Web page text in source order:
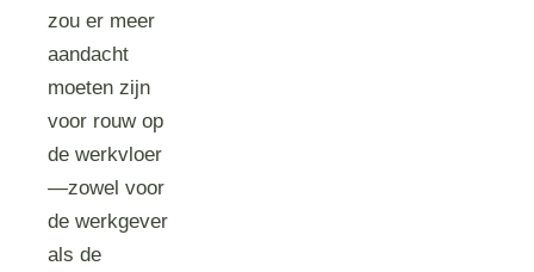
zou er meer
aandacht
moeten zijn
voor rouw op
de werkvloer
—zowel voor
de werkgever
als de